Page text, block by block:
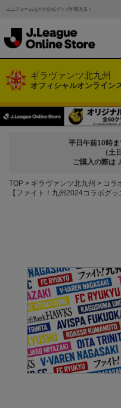
ユニフォームなどの公式グッズが買える！
ギラヴァンツ北九州
オフィシャルオンライン
平日午前10時ま
（土
ご購入の際は
TOP ギラヴァンツ北九州 コラ
【ファイト！九州2024コラボグ